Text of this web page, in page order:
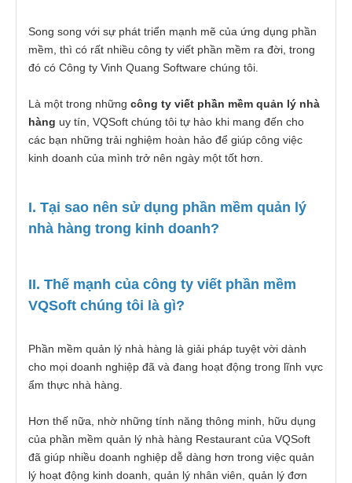
Song song với sự phát triển mạnh mẽ của ứng dụng phần
mềm, thì có rất nhiều công ty viết phần mềm ra đời, trong
đó có Công ty Vinh Quang Software chúng tôi.
Là một trong những công ty viết phần mềm quản lý nhà
hàng uy tín, VQSoft chúng tôi tự hào khi mang đến cho
các bạn những trải nghiệm hoàn hảo để giúp công việc
kinh doanh của mình trở nên ngày một tốt hơn.
I. Tại sao nên sử dụng phần mềm quản lý
nhà hàng trong kinh doanh?
II. Thế mạnh của công ty viết phần mềm
VQSoft chúng tôi là gì?
Phần mềm quản lý nhà hàng là giải pháp tuyệt vời dành
cho mọi doanh nghiệp đã và đang hoạt động trong lĩnh vực
ẩm thực nhà hàng.
Hơn thế nữa, nhờ những tính năng thông minh, hữu dụng
của phần mềm quản lý nhà hàng Restaurant của VQSoft
đã giúp nhiều doanh nghiệp dễ dàng hơn trong việc quản
lý hoạt động kinh doanh, quản lý nhân viên, quản lý đơn